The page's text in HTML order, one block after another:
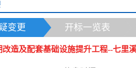
变更 开标一览表
造及配套基础设施提升工程--七里